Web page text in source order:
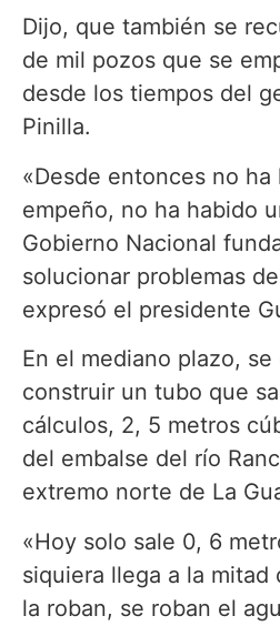
Dijo, que también se
de mil pozos que se
desde los tiempos del
Pinilla.
«Desde entonces no ha
empeño, no ha habido
Gobierno Nacional
solucionar problemas
expresó el presidente
En el mediano plazo, se
construir un tubo que
cálculos, 2, 5 metros
del embalse del río
extremo norte de La
«Hoy solo sale 0, 6
siquiera llega a la mitad
la roban, se roban el